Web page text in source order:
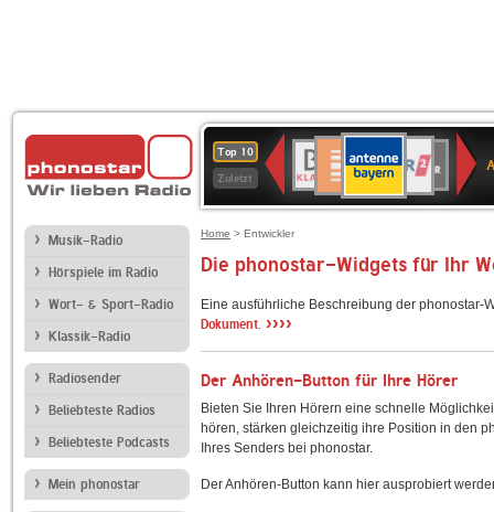
Top 10
Zuletzt
Deutschlandfunk
80er
90er
OLDIE
ANTENNE
SWR3
WDR
4
BR-
KLASSIK
Deutschlandfunk
KulturBAYERN
2
SWR
Kultur
NDR
2
Musik-Radio
Hörspiele im Radio
Wort- & Sport-Radio
Klassik-Radio
Radiosender
Beliebteste Radios
Beliebteste Podcasts
Mein phonostar
Home > Entwickler
Die phonostar-Widgets für Ihr
Eine ausführliche Beschreibung der
Dokument. ››››
Der Anhören-Button für Ihre Hörer
Bieten Sie Ihren Hörern eine schnelle
hören, stärken gleichzeitig ihre Position in den
Ihres Senders bei phonostar.
Der Anhören-Button kann hier ausprobiert